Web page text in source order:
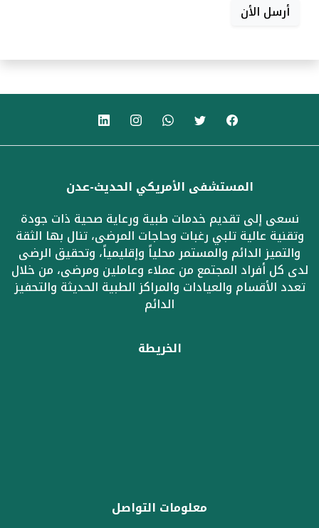
أرسل الأن
المستشفى الأمريكي الحديث-عدن
نسعى إلى تقديم خدمات طبية ورعاية صحية ذات جودة
وتقنية عالية تلبي رغبات وحاجات المرضى، تنال بها الثقة
والتميز الدائم والمستمر محلياً وإقليمياً، وتحقيق الرضى
لدى كل أفراد المجتمع من عملاء وعاملين ومرضى، من خلال
تعدد الأقسام والعيادات والمراكز الطبية الحديثة والتحفيز
الدائم
الخريطة
معلومات التواصل